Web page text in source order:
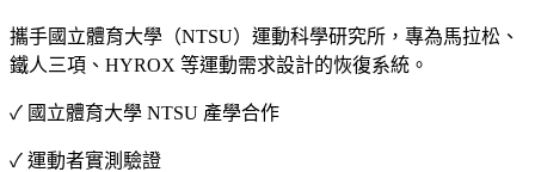
攜手國立體育大學（NTSU）運動科學研究所，專為馬拉松、
鐵人三項、HYROX 等運動需求設計的恢復系統。
✓ 國立體育大學 NTSU 產學合作
✓ 運動者實測驗證